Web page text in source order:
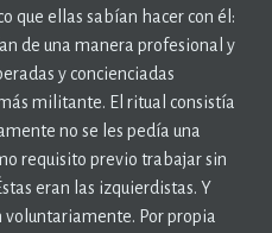
que ellas sabían hacer con él:
de una manera profesional y
y concienciadas
militante. El ritual consistía
no se les pedía una
requisito previo trabajar sin
eran las izquierdistas. Y
Por propia